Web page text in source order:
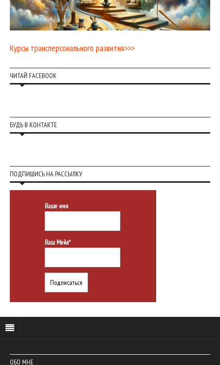
Курсы трансперсонального развития>>>
ЧИТАЙ FACEBOOK
БУДЬ В КОНТАКТЕ
ПОДПИШИСЬ НА РАССЫЛКУ
Ваше имя
Ваш Мейл*
ОБО МНЕ